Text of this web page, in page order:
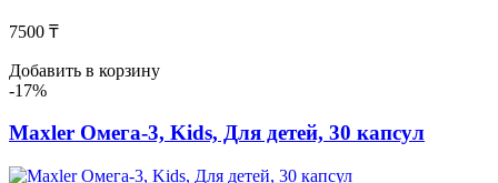
7500 ₸
Добавить в корзину
-17%
Maxler Омега-3, Kids, Для детей, 30 капсул